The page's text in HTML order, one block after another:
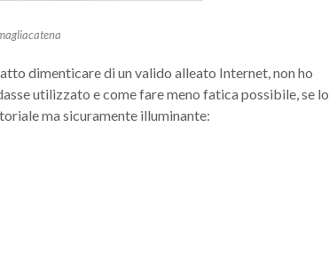
dimenticare di un valido alleato Internet, non ho
utilizzato e come fare meno fatica possibile, se lo
ma sicuramente illuminante: